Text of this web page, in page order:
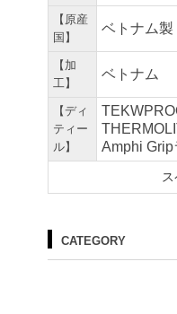
【原産
国】
ベトナム製
【加
工】
ベトナム
【ディ
ティー
ル】
Amphi Grip
CATEGORY